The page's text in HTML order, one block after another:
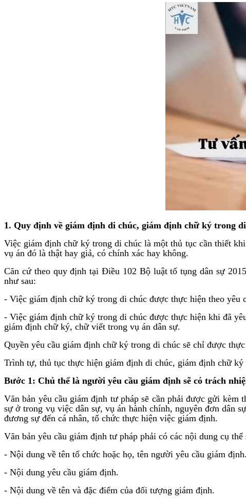
1. Quy định về giám định di chúc, giám định chữ ký trong
Việc giám định chữ ký trong di chúc là một thủ tục cần thiết
vụ án đó là thật hay giả, có chính xác hay không.
Căn cứ theo quy định tại Điều 102 Bộ luật tố tụng dân sự
như sau:
- Việc giám định chữ ký trong di chúc được thực hiện theo
- Việc giám định chữ ký trong di chúc được thực hiện khi đã
giám định chữ ký, chữ viết trong vụ án dân sự.
Quyền yêu cầu giám định chữ ký trong di chúc sẽ chỉ được
Trình tự, thủ tục thực hiện giám định di chúc, giám định chữ ký
Bước 1: Chủ thể là người yêu cầu giám định sẽ có trách
Văn bản yêu cầu giám định tư pháp sẽ cần phải được gửi
sự ở trong vụ việc dân sự, vụ án hành chính, nguyên đơn dân
đương sự đến cá nhân, tổ chức thực hiện việc giám định.
Văn bản yêu cầu giám định tư pháp phải có các nội dung cụ thể
- Nội dung về tên tổ chức hoặc họ, tên người yêu cầu giám định.
- Nội dung yêu cầu giám định.
- Nội dung về tên và đặc điểm của đối tượng giám định.